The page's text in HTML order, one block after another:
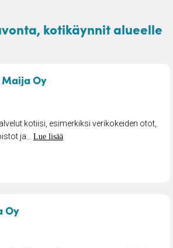
kotikäynnit alueelle
Oy– Kotisairaanhoito
kotiisi, esimerkiksi verikokeiden otot,
ja... Lue lisää
Oy– Kotisairaanhoito